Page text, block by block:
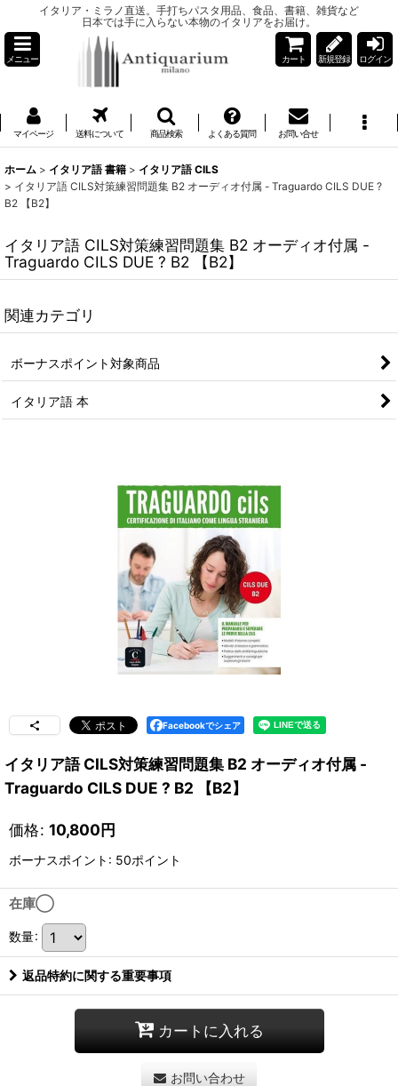
イタリア・ミラノ直送。手打ちパスタ用品、食品、書籍、雑貨など
日本では手に入らない本物のイタリアをお届け。
メニュー カート 新規登録 ログイン
マイページ 送料について 商品検索 よくある質問 お問い合せ
ホーム > イタリア語 書籍 > イタリア語 CILS
> イタリア語 CILS対策練習問題集 B2 オーディオ付属 - Traguardo CILS DUE ?
B2 【B2】
イタリア語 CILS対策練習問題集 B2 オーディオ付属 -
Traguardo CILS DUE ? B2 【B2】
関連カテゴリ
ボーナスポイント対象商品
イタリア語 本
Facebookでシェア
イタリア語 CILS対策練習問題集 B2 オーディオ付属 -
Traguardo CILS DUE ? B2 【B2】
価格: 10,800円
ボーナスポイント: 50ポイント
在庫◯
数量:
返品特約に関する重要事項
カートに入れる
お問い合わせ